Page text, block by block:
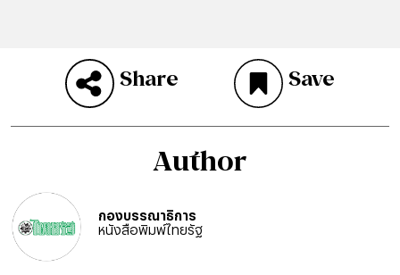
Share Save
Author
กองบรรณาธิการ
หนังสือพิมพ์ไทยรัฐ